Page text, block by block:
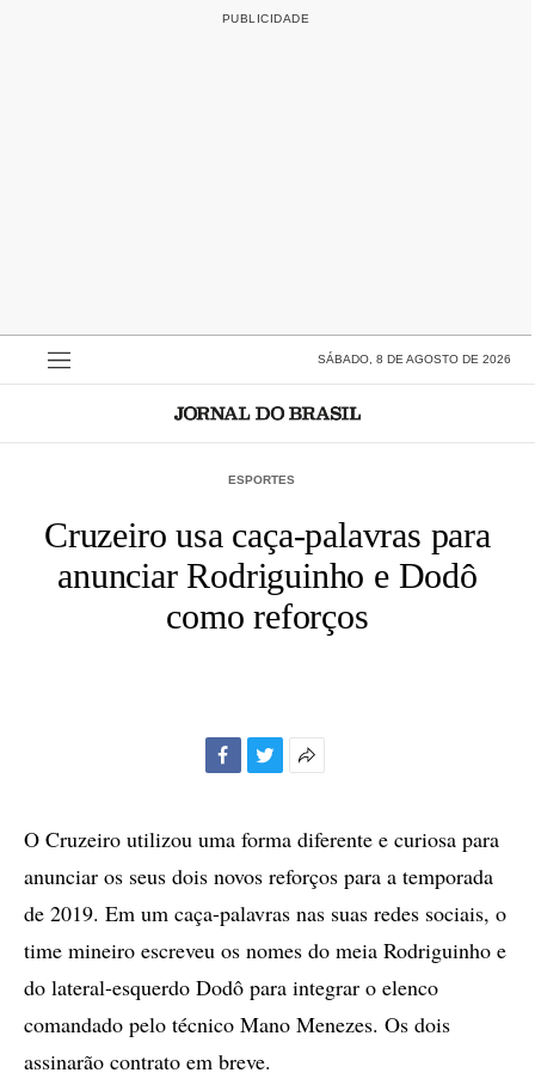
SÁBADO, 8 DE AGOSTO DE 2026
ESPORTES
Cruzeiro usa caça-palavras para
anunciar Rodriguinho e Dodô
como reforços
compartilhamento
O Cruzeiro utilizou uma forma diferente e curiosa para
anunciar os seus dois novos reforços para a temporada
de 2019. Em um caça-palavras nas suas redes sociais, o
time mineiro escreveu os nomes do meia Rodriguinho e
do lateral-esquerdo Dodô para integrar o elenco
comandado pelo técnico Mano Menezes. Os dois
assinarão contrato em breve.